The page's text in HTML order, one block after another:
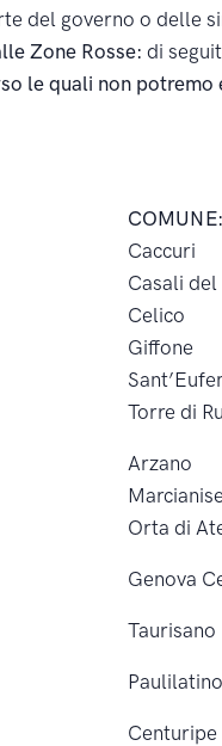
del governo o delle
Zone Rosse: di
le quali non
COMUNE:
Caccuri
Casali del
Celico
Giffone
Torre di
Arzano
Marcianise
Orta di
Genova
Taurisano
Paulilatino
Centuripe